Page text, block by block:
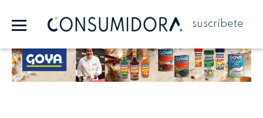
suscríbete